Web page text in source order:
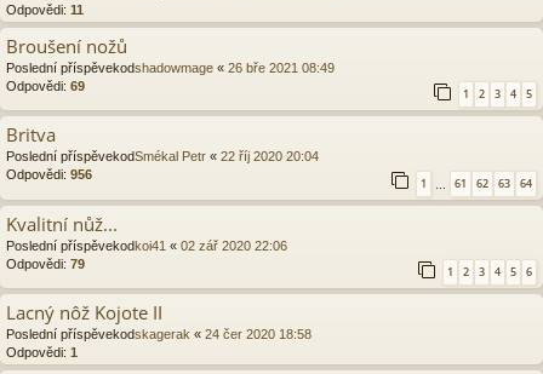
Odpovědi: 11
Broušení nožů
Poslední příspěvekodshadowmage « 26 bře 2021 08:49
Odpovědi: 69
1 2 3 4 5
Britva
Poslední příspěvekodSmékal Petr « 22 říj 2020 20:04
Odpovědi: 956
1 61 62 63 64
Kvalitní nůž...
Poslední příspěvekodkoi41 « 02 zář 2020 22:06
Odpovědi: 79
1 2 3 4 5 6
Lacný nôž Kojote II
Poslední příspěvekodskagerak « 24 čer 2020 18:58
Odpovědi: 1